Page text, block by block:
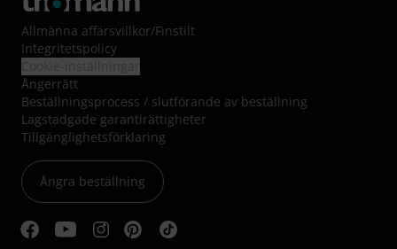
Allmänna affärsvillkor/Finstilt
Integritetspolicy
Ångerrätt
Beställningsprocess / slutförande av beställning
Lagstadgade garantirättigheter
Tillgänglighetsförklaring
Ångra beställning